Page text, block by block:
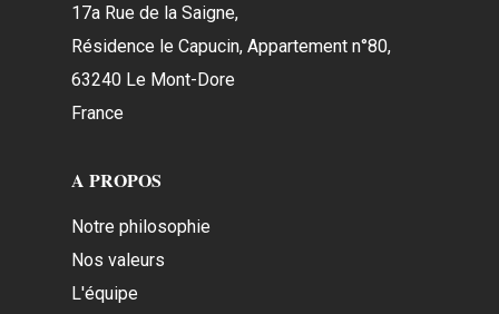
17a Rue de la Saigne,
Résidence le Capucin, Appartement n°80,
63240 Le Mont-Dore
France
A PROPOS
Notre philosophie
Nos valeurs
L'équipe